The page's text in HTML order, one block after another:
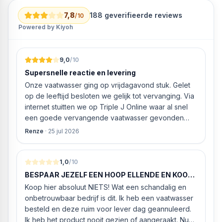
Het handige, betrouwbare vetfilter zorgt ervoor dat je
keuken fris blijft en de afzuigkap optimaal presteert. Was
met de hand of in de vaatwasser.
7,8/10 188 geverifieerde reviews
Powered by Kiyoh
9,0/10
Supersnelle reactie en levering
Onze vaatwasser ging op vrijdagavond stuk. Gelet
op de leeftijd besloten we gelijk tot vervanging. Via
internet stuitten we op Triple J Online waar al snel
een goede vervangende vaatwasser gevonden
werd. ‘s Ochtends even gebeld met de
geïnstalleerd kan worden. Dit bleek het geval tegen
alleszins concurrente prijzen. De vriendelijke
medewerker gaf aan dat, als we gelijk via de
website gingen bestellen en betalen, hij z’n best
ging doen om ‘s middags nog te leveren. Het
bleken geen loze woorden: om 16.00 uur werd de
Neff vaatwasser geleverd en ver
Renze · 25 jul 2026
1,0/10
BESPAAR JEZELF EEN HOOP ELLENDE EN KOOP
HIER NIETS!
Koop hier absoluut NIETS! Wat een schandalig en
onbetrouwbaar bedrijf is dit. Ik heb een vaatwasser
besteld en deze ruim voor lever dag geannuleerd.
Ik heb het product nooit gezien of aangeraakt. Nu